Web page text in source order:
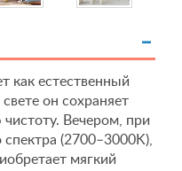
как естественный
он сохраняет
Вечером, при
(2700–3000K),
мягкий